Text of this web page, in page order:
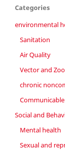
Categories
environmental
Sanitation
Air Quality
Vector and
chronic
Social and
Mental health
Sexual and